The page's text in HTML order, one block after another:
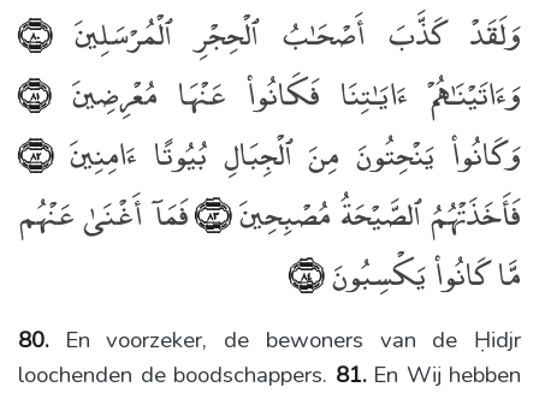
80. En voorzeker, de bewoners van de Ḥidjr
loochenden de boodschappers. 81. En Wij hebben
وَلَقَدْ كَذَّبَ أَصْحَـٰبُ ٱلْحِجْرِ ٱلْمُرْسَلِينَ﴿٨٠﴾
وَءَاتَيْنَـٰهُمْ ءَايَـٰتِنَا فَكَانُوا۟ عَنْهَا مُعْرِضِينَ﴿٨١﴾
وَكَانُوا۟ يَنْحِتُونَ مِنَ ٱلْجِبَالِ بُيُوتًا ءَامِنِينَ﴿٨٢﴾
فَأَخَذَتْهُمُ ٱلصَّيْحَةُ مُصْبِحِينَ﴿٨٣﴾
فَمَآ أَغْنَىٰ عَنْهُم
مَّا كَانُوا۟ يَكْسِبُونَ﴿٨٤﴾